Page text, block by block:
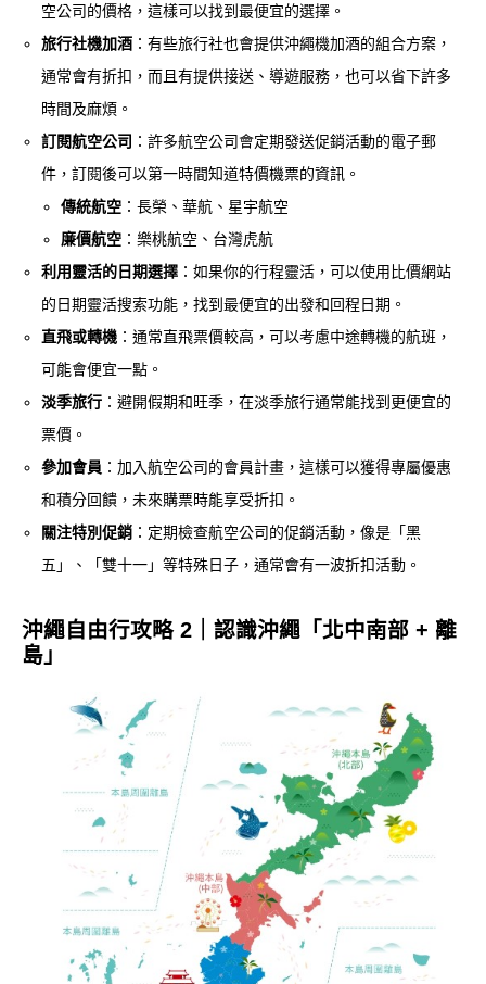
空公司的價格，這樣可以找到最便宜的選擇。
旅行社機加酒 ：有些旅行社也會提供沖繩機加酒的組合方案，
通常會有折扣，而且有提供接送、導遊服務，也可以省下許多
時間及麻煩。
訂閱航空公司 ：許多航空公司會定期發送促銷活動的電子郵
件，訂閱後可以第一時間知道特價機票的資訊。
傳統航空 ：長榮、華航、星宇航空
廉價航空 ：樂桃航空、台灣虎航
利用靈活的日期選擇 ：如果你的行程靈活，可以使用比價網站
的日期靈活搜索功能，找到最便宜的出發和回程日期。
直飛或轉機 ：通常直飛票價較高，可以考慮中途轉機的航班，
可能會便宜一點。
淡季旅行 ：避開假期和旺季，在淡季旅行通常能找到更便宜的
票價。
參加會員 ：加入航空公司的會員計畫，這樣可以獲得專屬優惠
和積分回饋，未來購票時能享受折扣。
關注特別促銷 ：定期檢查航空公司的促銷活動，像是「黑
五」、「雙十一」等特殊日子，通常會有一波折扣活動。
沖繩自由行攻略 2｜認識沖繩「北中南部 + 離
島」